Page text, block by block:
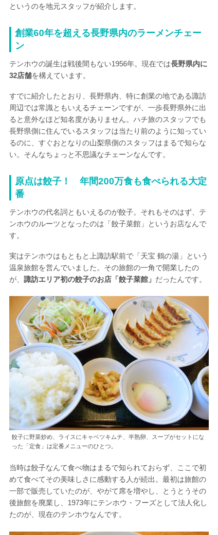
というのを地元スタッフが紹介します。
創業60年を超える長野県内のラーメンチェー
ン
テンホウの誕生は戦後間もない1956年。現在では長野県内に
32店舗を構えています。
すでに紹介したとおり、長野県内、特に創業の地である諏訪
周辺では常識ともいえるチェーンですが、一歩長野県外に出
ると意外なほど知名度がありません。ハチ旅のスタッフでも
長野県側に住んでいるスタッフは当たり前のように知ってい
るのに、すぐおとなりの山梨県側のスタッフはまるで知らな
い。そんなちょっと不思議なチェーンなんです。
原点は餃子！ 年間200万食も食べられる大定
番
テンホウの代名詞ともいえるのが餃子。それもそのはず、テ
ンホウのルーツとなったのは「餃子菜館」というお店なんで
す。
実はテンホウはもともと上諏訪駅前で「天宝 鶴の湯」という
温泉旅館を営んでいました。その旅館の一角で開業したの
が、 諏訪エリア初の餃子のお店「餃子菜館」 だったんです。
餃子に野菜炒め、ライスにキャベツキムチ、半熟卵、スープがセットにな
った「定食」は定番メニューのひとつ。
当時は餃子なんて食べ物はまるで知られておらず、ここで初
めて食べてその美味しさに感動する人が続出。最初は旅館の
一部で販売していたのが、やがて席を増やし、とうとうその
後旅館を廃業し、1973年にテンホウ・フーズとして法人化し
たのが、現在のテンホウなんです。